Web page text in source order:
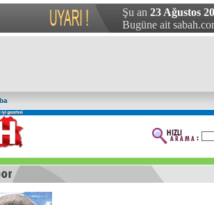
Şu an 23 Ağustos
Bugüne ait